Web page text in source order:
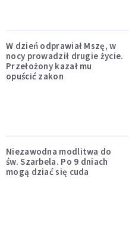
W dzień odprawiał Mszę, w
nocy prowadził drugie życie.
Przełożony kazał mu
opuścić zakon
Niezawodna modlitwa do
św. Szarbela. Po 9 dniach
mogą dziać się cuda